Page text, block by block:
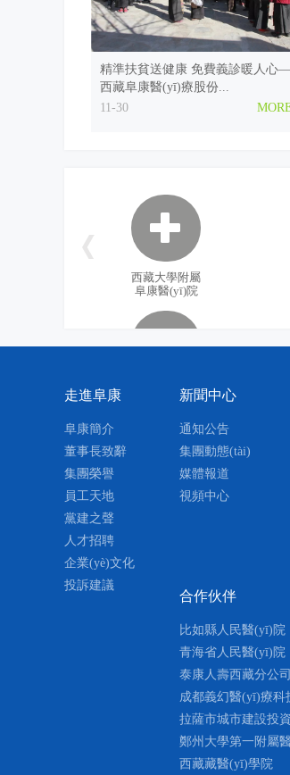
如何打造品
不忘辦院
萬元酬金
院“院徽”啦
“益童計劃
西藏阜康
【擴散】“
廣大社會群
放飛童真
為患者服務
西藏阜康醫
我之存在
西藏阜康藥
西藏阜康醫
2017年度
西藏自治區
西藏自治區
精準扶貧送健康 免費義診暖人
西藏阜康醫(yī)療股份...
11-30
西藏阜康醫(yī)療股份有限公司黨委
召開“不忘初心 牢記使...
西藏阜康醫(yī)療股份有限公司黨委
召開“不忘初心 牢記使...
09-30
西藏大學附屬
阜康醫(yī)院
西藏阜康天使
走進阜康
阜康簡介
董事長致辭
集團榮譽
員工天地
黨建之聲
人才招聘
企業(yè)文化
投訴建議
新聞中心
通知公告
集團動態(tài)
媒體報道
視頻中心
合作伙伴
比如縣人民醫(yī)院
青海省人民醫(yī)院
泰康人壽西藏分公司
成都義幻醫(yī)療科
拉薩市城市建設投
司
鄭州大學第一附屬
西藏藏醫(yī)學院